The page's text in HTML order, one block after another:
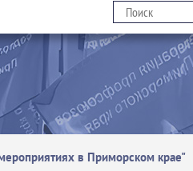
в Приморском крае"